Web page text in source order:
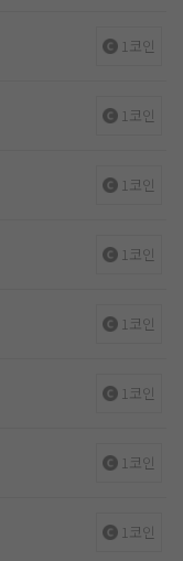
1코인
1코인
1코인
1코인
1코인
1코인
1코인
1코인